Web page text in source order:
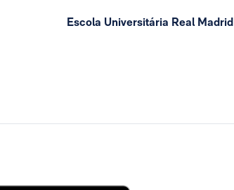
Escola Universitária Real Madrid